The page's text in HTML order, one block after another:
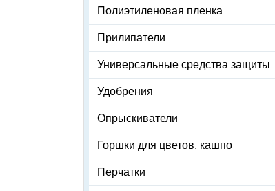
Полиэтиленовая пленка
Прилипатели
Универсальные средства защиты
Удобрения
Опрыскиватели
Горшки для цветов, кашпо
Перчатки